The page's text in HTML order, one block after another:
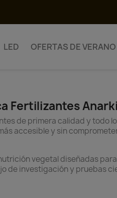
LED OFERTAS DE VERANO
Fertilizantes
de primera calidad y todo
accesible y sin
vegetal diseñadas
de investigación y pruebas